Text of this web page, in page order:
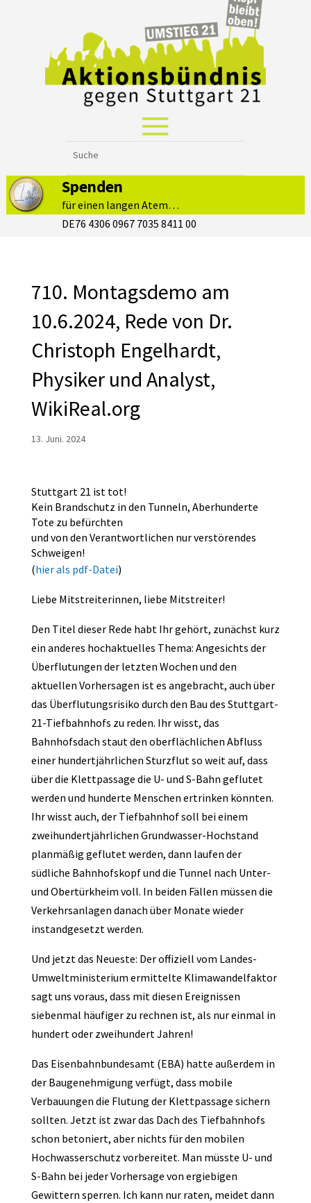
Spenden
für einen langen Atem…
DE76 4306 0967 7035 8411 00
710. Montagsdemo am
10.6.2024, Rede von Dr.
Christoph Engelhardt,
Physiker und Analyst,
WikiReal.org
13. Juni. 2024
Stuttgart 21 ist tot!
Kein Brandschutz in den Tunneln, Aberhunderte
Tote zu befürchten
und von den Verantwortlichen nur verstörendes
Schweigen!
(hier als pdf-Datei)
Liebe Mitstreiterinnen, liebe Mitstreiter!
Den Titel dieser Rede habt Ihr gehört, zunächst kurz
ein anderes hochaktuelles Thema: Angesichts der
Überflutungen der letzten Wochen und den
aktuellen Vorhersagen ist es angebracht, auch über
das Überflutungsrisiko durch den Bau des Stuttgart-
21-Tiefbahnhofs zu reden. Ihr wisst, das
Bahnhofsdach staut den oberflächlichen Abfluss
einer hundertjährlichen Sturzflut so weit auf, dass
über die Klettpassage die U- und S-Bahn geflutet
werden und hunderte Menschen ertrinken könnten.
Ihr wisst auch, der Tiefbahnhof soll bei einem
zweihundertjährlichen Grundwasser-Hochstand
planmäßig geflutet werden, dann laufen der
südliche Bahnhofskopf und die Tunnel nach Unter-
und Obertürkheim voll. In beiden Fällen müssen die
Verkehrsanlagen danach über Monate wieder
instandgesetzt werden.
Und jetzt das Neueste: Der offiziell vom Landes-
Umweltministerium ermittelte Klimawandelfaktor
sagt uns voraus, dass mit diesen Ereignissen
siebenmal häufiger zu rechnen ist, als nur einmal in
hundert oder zweihundert Jahren!
Das Eisenbahnbundesamt (EBA) hatte außerdem in
der Baugenehmigung verfügt, dass mobile
Verbauungen die Flutung der Klettpassage sichern
sollten. Jetzt ist zwar das Dach des Tiefbahnhofs
schon betoniert, aber nichts für den mobilen
Hochwasserschutz vorbereitet. Man müsste U- und
S-Bahn bei jeder Vorhersage von ergiebigen
Gewittern sperren. Ich kann nur raten, meidet dann